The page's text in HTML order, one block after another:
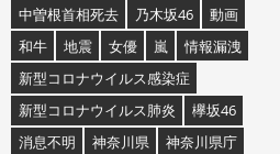
中曽根首相死去
乃木坂46
動画
和牛
地震 女優 嵐
情報漏洩
新型コロナウイルス感染症
新型コロナウイルス肺炎
欅坂46
消息不明
神奈川県
神奈川県庁